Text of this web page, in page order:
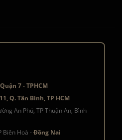
7 - TPHCM
Q. Tân Bình, TP HCM
An Phú, TP Thuận An, Bình
Biên Hoà -Đồng Nai